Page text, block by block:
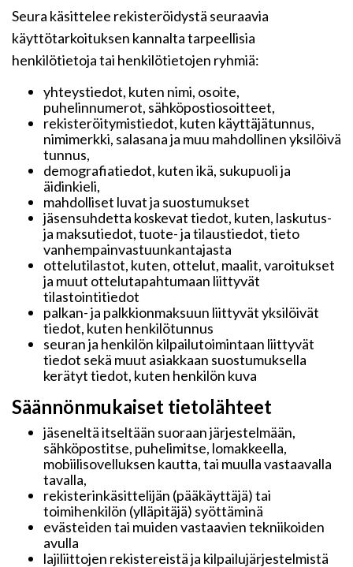
Seura käsittelee rekisteröidystä seuraavia
käyttötarkoituksen kannalta tarpeellisia
henkilötietoja tai henkilötietojen ryhmiä:
yhteystiedot, kuten nimi, osoite,
puhelinnumerot, sähköpostiosoitteet,
rekisteröitymistiedot, kuten käyttäjätunnus,
nimimerkki, salasana ja muu mahdollinen yksilöivä
tunnus,
demografiatiedot, kuten ikä, sukupuoli ja
äidinkieli,
mahdolliset luvat ja suostumukset
jäsensuhdetta koskevat tiedot, kuten, laskutus-
ja maksutiedot, tuote- ja tilaustiedot, tieto
vanhempainvastuunkantajasta
ottelutilastot, kuten, ottelut, maalit, varoitukset
ja muut ottelutapahtumaan liittyvät
tilastointitiedot
palkan- ja palkkionmaksuun liittyvät yksilöivät
tiedot, kuten henkilötunnus
seuran ja henkilön kilpailutoimintaan liittyvät
tiedot sekä muut asiakkaan suostumuksella
kerätyt tiedot, kuten henkilön kuva
Säännönmukaiset tietolähteet
jäseneltä itseltään suoraan järjestelmään,
sähköpostitse, puhelimitse, lomakkeella,
mobiilisovelluksen kautta, tai muulla vastaavalla
tavalla,
rekisterinkäsittelijän (pääkäyttäjä) tai
toimihenkilön (ylläpitäjä) syöttäminä
evästeiden tai muiden vastaavien tekniikoiden
avulla
lajiliittojen rekistereistä ja kilpailujärjestelmistä